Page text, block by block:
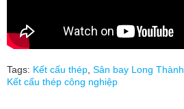
Tags: Kết cấu thép Sân bay Long Thành
Kết cấu thép công nghiệp